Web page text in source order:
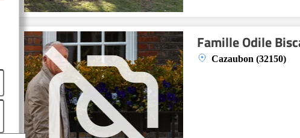
Famille Odile
Cazaubon (32150)